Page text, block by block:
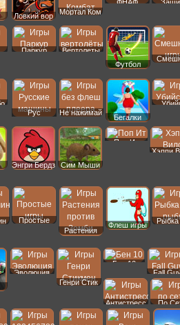
Ловкий вор
Мортал Ком
ФНАФ
Паркур
Вертолеты
Футбол
Рус
Не нажимай
Бегалки
Энгри Бердз Сим Мыши
Поп Ит
Хэппи
Простые
Растения
Флеш игры
Рыбка
Эволюция
Генри Стик
Бен 10
Fall
Антистресс По